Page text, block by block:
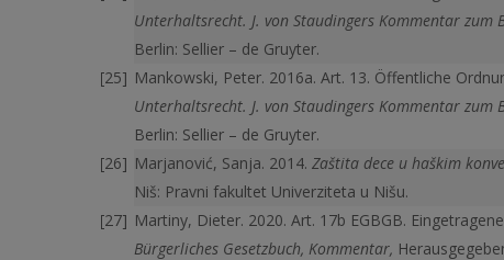
Unterhaltsrecht. J. von Staudingers Kommentar zum
Berlin: Sellier – de Gruyter.
Mankowski, Peter. 2016a. Art. 13. Öffentliche
Unterhaltsrecht. J. von Staudingers Kommentar zum
Berlin: Sellier – de Gruyter.
Marjanović, Sanja. 2014. Zaštita dece u haškim
Niš: Pravni fakultet Univerziteta u Nišu.
Martiny, Dieter. 2020. Art. 17b EGBGB.
Bürgerliches Gesetzbuch, Kommentar,